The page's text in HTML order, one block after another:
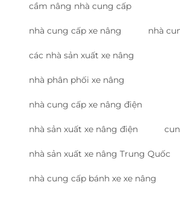
cầm nâng nhà cung cấp
nhà cung cấp xe nâng nhà
các nhà sản xuất xe nâng
nhà phân phối xe nâng
nhà cung cấp xe nâng điện
nhà sản xuất xe nâng điện
nhà sản xuất xe nâng Trung Quốc
nhà cung cấp bánh xe xe nâng